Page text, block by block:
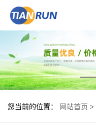
您当前的位置： 网站首页 >